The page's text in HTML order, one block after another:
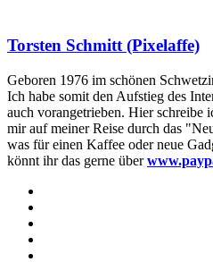
Torsten Schmitt (Pixelaffe)
Geboren 1976 im schönen
Ich habe somit den Aufstieg des
auch vorangetrieben. Hier schreibe
mir auf meiner Reise durch das
was für einen Kaffee oder neue
könnt ihr das gerne über